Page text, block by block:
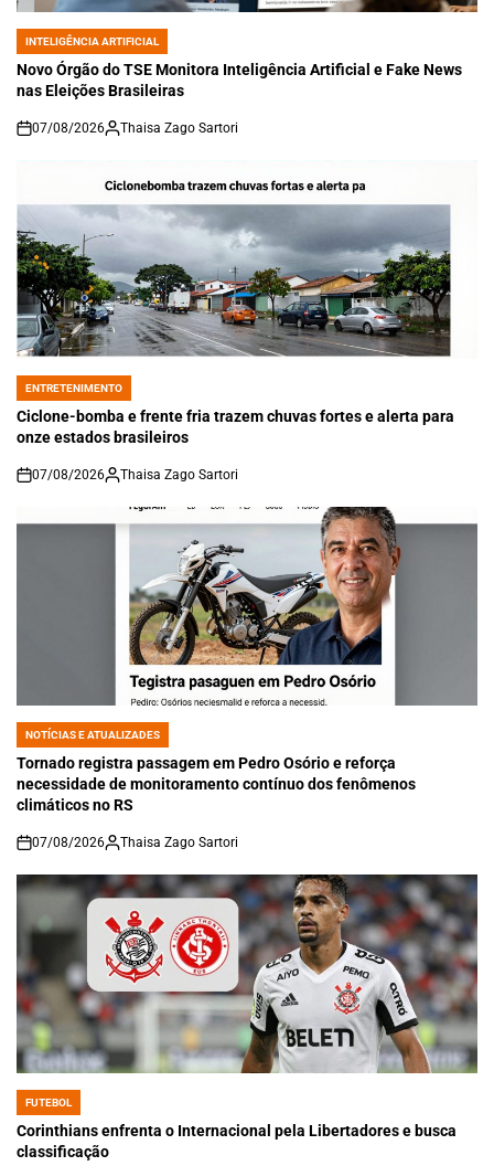
POSTED
IN
INTELIGÊNCIA ARTIFICIAL
Novo Órgão do TSE Monitora Inteligência Artificial e Fake News
nas Eleições Brasileiras
on
07/08/2026 Thaisa Zago Sartori
POSTED
IN
ENTRETENIMENTO
Ciclone-bomba e frente fria trazem chuvas fortes e alerta para
onze estados brasileiros
on
07/08/2026 Thaisa Zago Sartori
POSTED
IN
NOTÍCIAS E ATUALIZADES
Tornado registra passagem em Pedro Osório e reforça
necessidade de monitoramento contínuo dos fenômenos
climáticos no RS
on
07/08/2026 Thaisa Zago Sartori
POSTED
IN
FUTEBOL
Corinthians enfrenta o Internacional pela Libertadores e busca
classificação